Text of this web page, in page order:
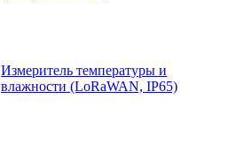
Измеритель температуры и
влажности (LoRaWAN, IP65)